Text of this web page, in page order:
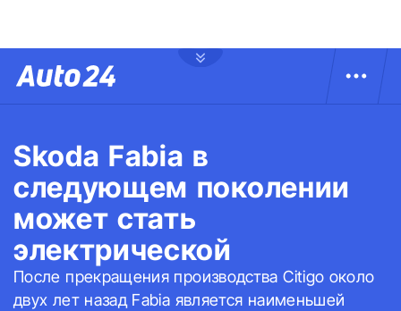
Skoda Fabia в
следующем поколении
может стать
электрической
После прекращения производства Citigo около
двух лет назад Fabia является наименьшей